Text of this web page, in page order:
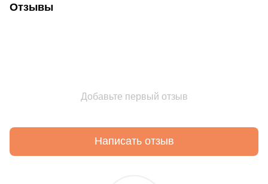
Отзывы
Добавьте первый отзыв
Написать отзыв